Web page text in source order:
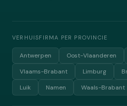
VERHUISFIRMA PER PROVINCIE
Antwerpen Oost-Vlaanderen
Vlaams-Brabant
Limburg
Luik
Namen Waals-Brabant